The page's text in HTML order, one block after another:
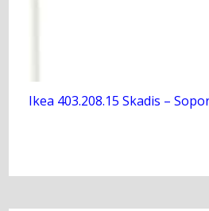
Ikea 403.208.15 Skadis –
N